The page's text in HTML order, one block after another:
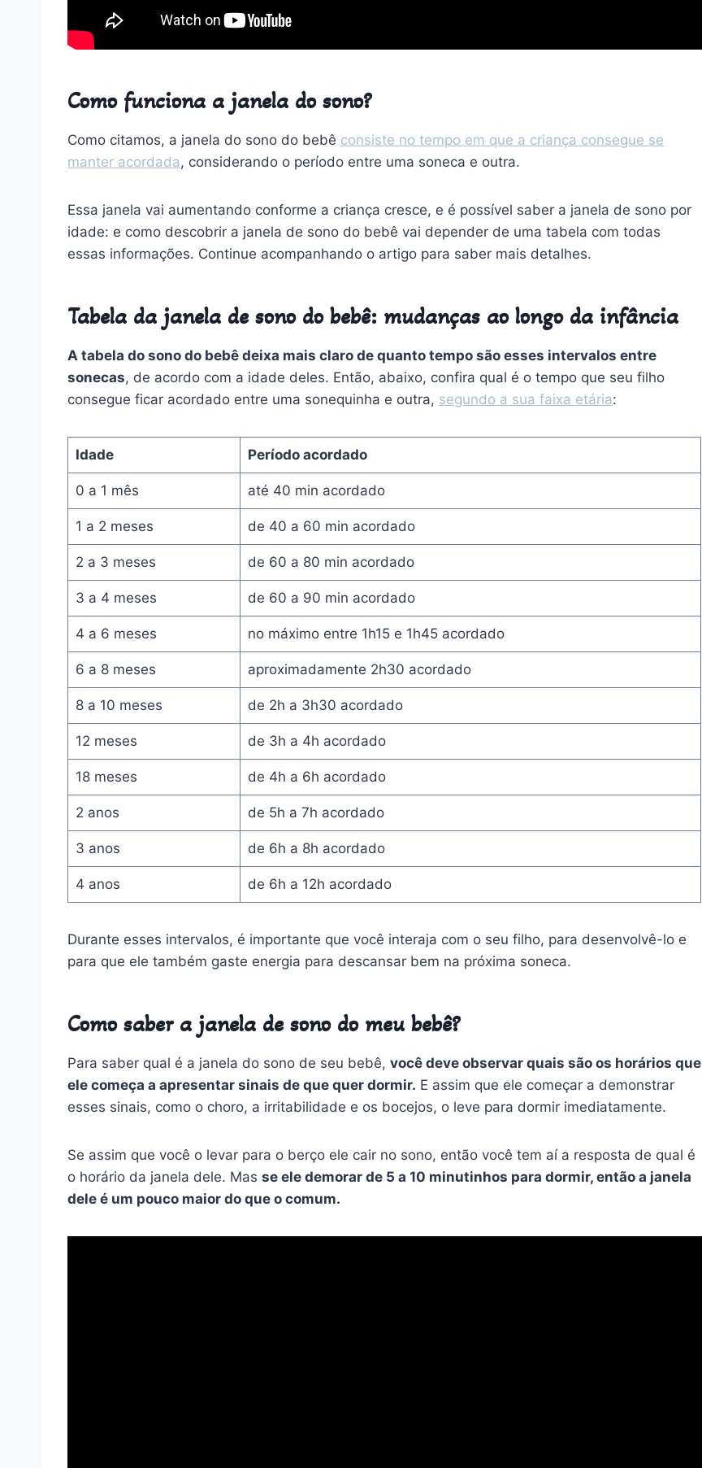
Como funciona a janela do sono?
Como citamos, a janela do sono do bebê consiste no tempo em que a criança consegue se
manter acordada, considerando o período entre uma soneca e outra.
Essa janela vai aumentando conforme a criança cresce, e é possível saber a janela de sono por
idade: e como descobrir a janela de sono do bebê vai depender de uma tabela com todas
essas informações. Continue acompanhando o artigo para saber mais detalhes.
Tabela da janela de sono do bebê: mudanças ao longo da infância
A tabela do sono do bebê deixa mais claro de quanto tempo são esses intervalos entre
sonecas, de acordo com a idade deles. Então, abaixo, confira qual é o tempo que seu filho
consegue ficar acordado entre uma sonequinha e outra, segundo a sua faixa etária:
Idade Período acordado
0 a 1 mês até 40 min acordado
1 a 2 meses de 40 a 60 min acordado
2 a 3 meses de 60 a 80 min acordado
3 a 4 meses de 60 a 90 min acordado
4 a 6 meses no máximo entre 1h15 e 1h45 acordado
6 a 8 meses aproximadamente 2h30 acordado
8 a 10 meses de 2h a 3h30 acordado
12 meses de 3h a 4h acordado
18 meses de 4h a 6h acordado
2 anos de 5h a 7h acordado
3 anos de 6h a 8h acordado
4 anos de 6h a 12h acordado
Durante esses intervalos, é importante que você interaja com o seu filho, para desenvolvê-lo e
para que ele também gaste energia para descansar bem na próxima soneca.
Como saber a janela de sono do meu bebê?
Para saber qual é a janela do sono de seu bebê, você deve observar quais são os horários que
ele começa a apresentar sinais de que quer dormir. E assim que ele começar a demonstrar
esses sinais, como o choro, a irritabilidade e os bocejos, o leve para dormir imediatamente.
Se assim que você o levar para o berço ele cair no sono, então você tem aí a resposta de qual é
o horário da janela dele. Mas se ele demorar de 5 a 10 minutinhos para dormir, então a janela
dele é um pouco maior do que o comum.